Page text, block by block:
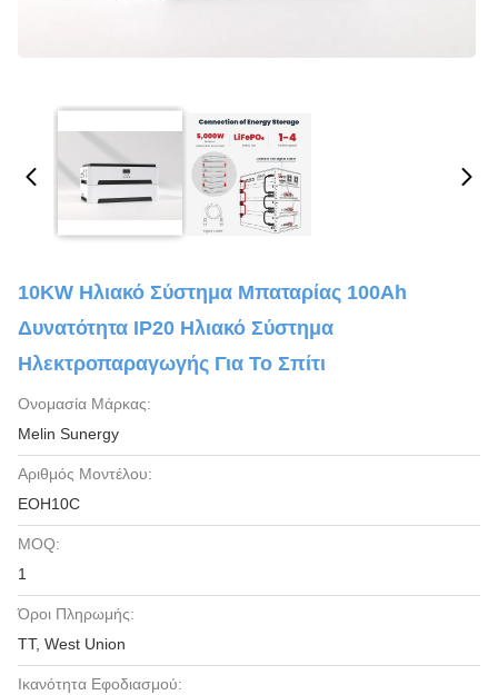
10KW Ηλιακό Σύστημα Μπαταρίας 100Ah
Δυνατότητα IP20 Ηλιακό Σύστημα
Ηλεκτροπαραγωγής Για Το Σπίτι
Ονομασία Μάρκας:
Melin Sunergy
Αριθμός Μοντέλου:
EOH10C
MOQ:
1
Όροι Πληρωμής:
TT, West Union
Ικανότητα Εφοδιασμού: